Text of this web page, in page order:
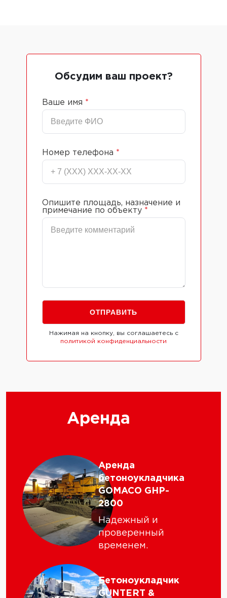
Обсудим ваш проект?
Ваше имя *
Номер телефона *
Опишите площадь, назначение и
примечание по объекту *
Нажимая на кнопку, вы соглашаетесь с
политикой конфиденциальности
Аренда
Аренда
бетоноукладчика
GOMACO GHP-
2800
Надежный и
проверенный
временем.
Бетоноукладчик
GUNTERT &